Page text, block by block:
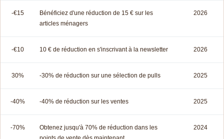
-€15
Bénéficiez d'une réduction de 15 € sur les
articles ménagers
2026
-€10 10 € de réduction en s'inscrivant à la newsletter 2026
30% -30% de réduction sur une sélection de pulls 2025
-40% -40% de réduction sur les ventes 2025
-70%
Obtenez jusqu'à 70% de réduction dans les
2024